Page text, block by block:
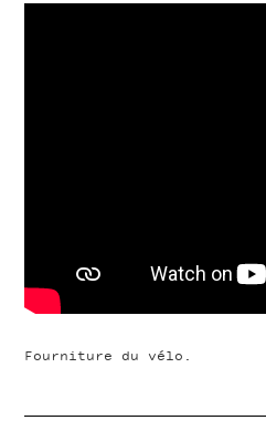
Fourniture du vélo.